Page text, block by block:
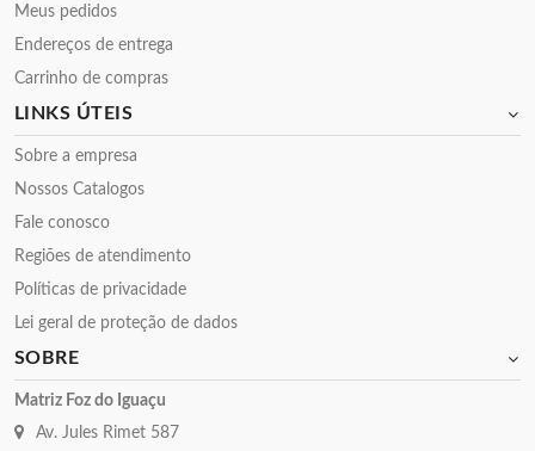
Meus pedidos
Endereços de entrega
Carrinho de compras
LINKS ÚTEIS
Sobre a empresa
Nossos Catalogos
Fale conosco
Regiões de atendimento
Políticas de privacidade
Lei geral de proteção de dados
SOBRE
Matriz Foz do Iguaçu
Av. Jules Rimet 587